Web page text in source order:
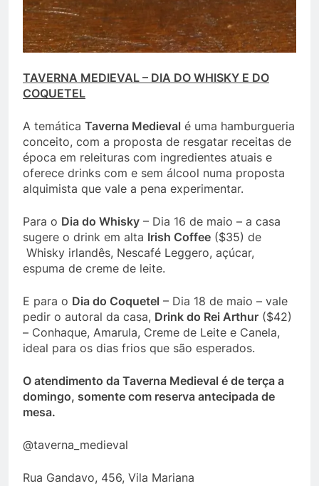
TAVERNA MEDIEVAL – DIA DO WHISKY E DO
COQUETEL
A temática Taverna Medieval é uma hamburgueria
conceito, com a proposta de resgatar receitas de
época em releituras com ingredientes atuais e
oferece drinks com e sem álcool numa proposta
alquimista que vale a pena experimentar.
Para o Dia do Whisky – Dia 16 de maio – a casa
sugere o drink em alta Irish Coffee ($35) de
Whisky irlandês, Nescafé Leggero, açúcar,
espuma de creme de leite.
E para o Dia do Coquetel – Dia 18 de maio – vale
pedir o autoral da casa, Drink do Rei Arthur ($42)
– Conhaque, Amarula, Creme de Leite e Canela,
ideal para os dias frios que são esperados.
O atendimento da Taverna Medieval é de terça a
domingo, somente com reserva antecipada de
mesa.
@taverna_medieval
Rua Gandavo, 456, Vila Mariana